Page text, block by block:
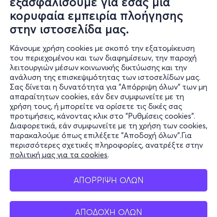
κορυφαία εμπειρία πλοήγησης
στην ιστοσελίδα μας.
Κάνουμε χρήση cookies με σκοπό την εξατομίκευση
του περιεχομένου και των διαφημίσεων, την παροχή
λειτουργιών μέσων κοινωνικής δικτύωσης και την
ανάλυση της επισκεψιμότητας των ιστοσελίδων μας.
Σας δίνεται η δυνατότητα για "Απόρριψη όλων" των μη
απαραίτητων cookies, εάν δεν συμφωνείτε με τη
χρήση τους, ή μπορείτε να ορίσετε τις δικές σας
προτιμήσεις, κάνοντας κλικ στο "Ρυθμίσεις cookies".
Διαφορετικά, εάν συμφωνείτε με τη χρήση των cookies,
παρακαλούμε όπως επιλέξετε "Αποδοχή όλων".Για
περισσότερες σχετικές πληροφορίες, ανατρέξτε στην
πολιτική μας για τα cookies.
ΑΠΟΡΡΙΨΗ ΟΛΩΝ
ΑΠΟΔΟΧΗ ΟΛΩΝ
Outdoor deck with sezlongs and beanbags
available
Two bars with wide selection
Multilingual guide
More info, seehere
www.free-travel.gr
Πληροφορίες
Υποστήριξη
Stay Connected
Mobile app